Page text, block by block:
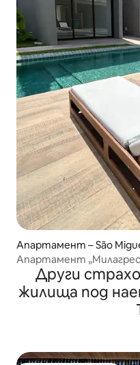
Апартамент – São
Апартамент
Други
жилища под